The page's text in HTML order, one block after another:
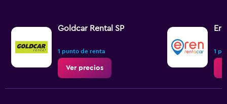
Goldcar Rental SP
1 punto de renta
Ver precios
1